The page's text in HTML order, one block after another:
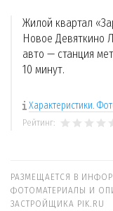
Жилой квартал
Новое Девяткино
авто — станция
10 минут.
Характеристики.
Рейтинг:
РАЗМЕЩАЕТСЯ В
ФОТОМАТЕРИАЛЫ И
ЗАСТРОЙЩИКА PIK.RU